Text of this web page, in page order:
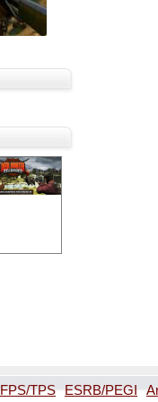
TPS ESRB/PEGI